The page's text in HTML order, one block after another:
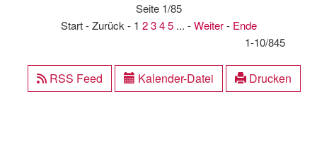
Seite 1/85
Start - Zurück - 1 2 3 4 5... -Weiter- Ende
1-10/845
RSS Feed Kalender-Datei Drucken